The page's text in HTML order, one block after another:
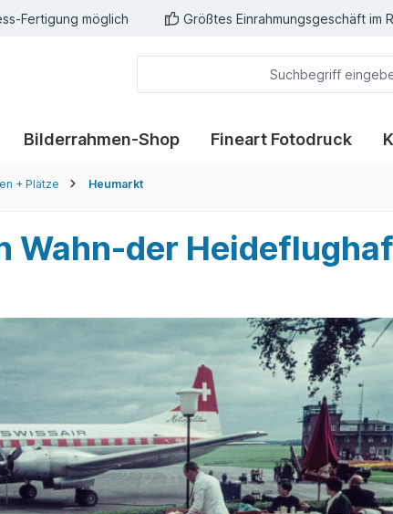
Fertigung möglich Größtes Einrahmungsgeschäft im
Bilderrahmen-Shop Fineart Fotodruck
+ Plätze Heumarkt
Wahn-der